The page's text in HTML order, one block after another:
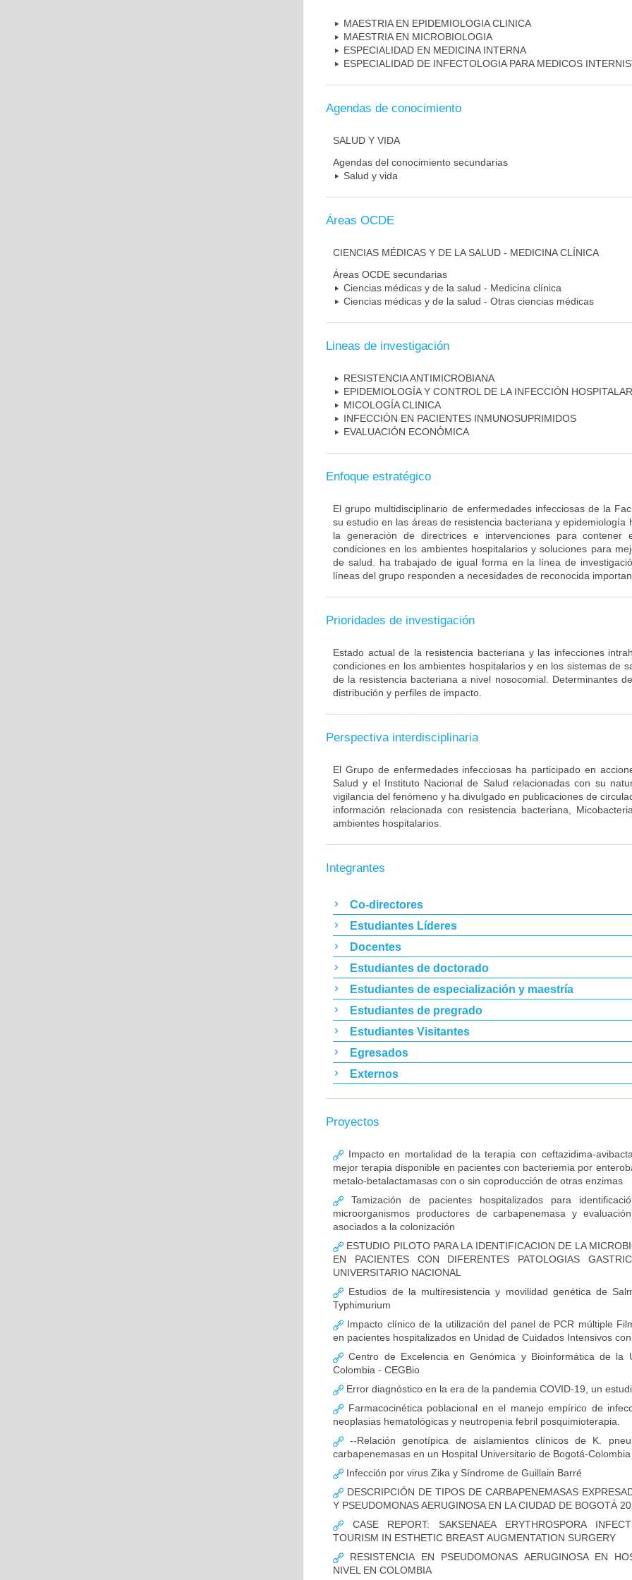
MAESTRIA EN EPIDEMIOLOGIA CLINICA
MAESTRIA EN MICROBIOLOGIA
ESPECIALIDAD EN MEDICINA INTERNA
ESPECIALIDAD DE INFECTOLOGIA PARA MEDICOS
Agendas de conocimiento
SALUD Y VIDA
Agendas del conocimiento secundarias
Salud y vida
Áreas OCDE
CIENCIAS MÉDICAS Y DE LA SALUD - MEDICINA CLÍNICA
Áreas OCDE secundarias
Ciencias médicas y de la salud - Medicina clínica
Ciencias médicas y de la salud - Otras ciencias médicas
Lineas de investigación
RESISTENCIA ANTIMICROBIANA
EPIDEMIOLOGÍA Y CONTROL DE LA INFECCIÓN
MICOLOGÍA CLINICA
INFECCIÓN EN PACIENTES INMUNOSUPRIMIDOS
EVALUACIÓN ECONÓMICA
Enfoque estratégico
El grupo multidisciplinario de enfermedades infecciosas de la
su estudio en las áreas de resistencia bacteriana y epidemiología
la generación de directrices e intervenciones para contener
condiciones en los ambientes hospitalarios y soluciones para
de salud. ha trabajado de igual forma en la línea de
líneas del grupo responden a necesidades de reconocida
Prioridades de investigación
Estado actual de la resistencia bacteriana y las infecciones
condiciones en los ambientes hospitalarios y en los sistemas de
de la resistencia bacteriana a nivel nosocomial. Determinantes
distribución y perfiles de impacto.
Perspectiva interdisciplinaria
El Grupo de enfermedades infecciosas ha participado en
Salud y el Instituto Nacional de Salud relacionadas con su
vigilancia del fenómeno y ha divulgado en publicaciones de
información relacionada con resistencia bacteriana,
ambientes hospitalarios.
Integrantes
Co-directores
Estudiantes Líderes
Docentes
Estudiantes de doctorado
Estudiantes de especialización y maestría
Estudiantes de pregrado
Estudiantes Visitantes
Egresados
Externos
Proyectos
Impacto en mortalidad de la terapia con ceftazidima-
mejor terapia disponible en pacientes con bacteriemia por
metalo-betalactamasas con o sin coproducción de otras enzimas
Tamización de pacientes hospitalizados para
microorganismos productores de carbapenemasa y
asociados a la colonización
ESTUDIO PILOTO PARA LA IDENTIFICACION DE LA
EN PACIENTES CON DIFERENTES PATOLOGIAS
UNIVERSITARIO NACIONAL
Estudios de la multiresistencia y movilidad genética de
Typhimurium
Impacto clínico de la utilización del panel de PCR múltiple
en pacientes hospitalizados en Unidad de Cuidados Intensivos
Centro de Excelencia en Genómica y Bioinformática de la
Colombia - CEGBio
Error diagnóstico en la era de la pandemia COVID-19, un
Farmacocinética poblacional en el manejo empírico de
neoplasias hematológicas y neutropenia febril posquimioterapia.
--Relación genotípica de aislamientos clínicos de K.
carbapenemasas en un Hospital Universitario de Bogotá-
Infección por virus Zika y Síndrome de Guillain Barré
DESCRIPCIÓN DE TIPOS DE CARBAPENEMASAS
Y PSEUDOMONAS AERUGINOSA EN LA CIUDAD DE BOGOTÁ
CASE REPORT: SAKSENAEA ERYTHROSPORA
TOURISM IN ESTHETIC BREAST AUGMENTATION SURGERY
RESISTENCIA EN PSEUDOMONAS AERUGINOSA EN
NIVEL EN COLOMBIA